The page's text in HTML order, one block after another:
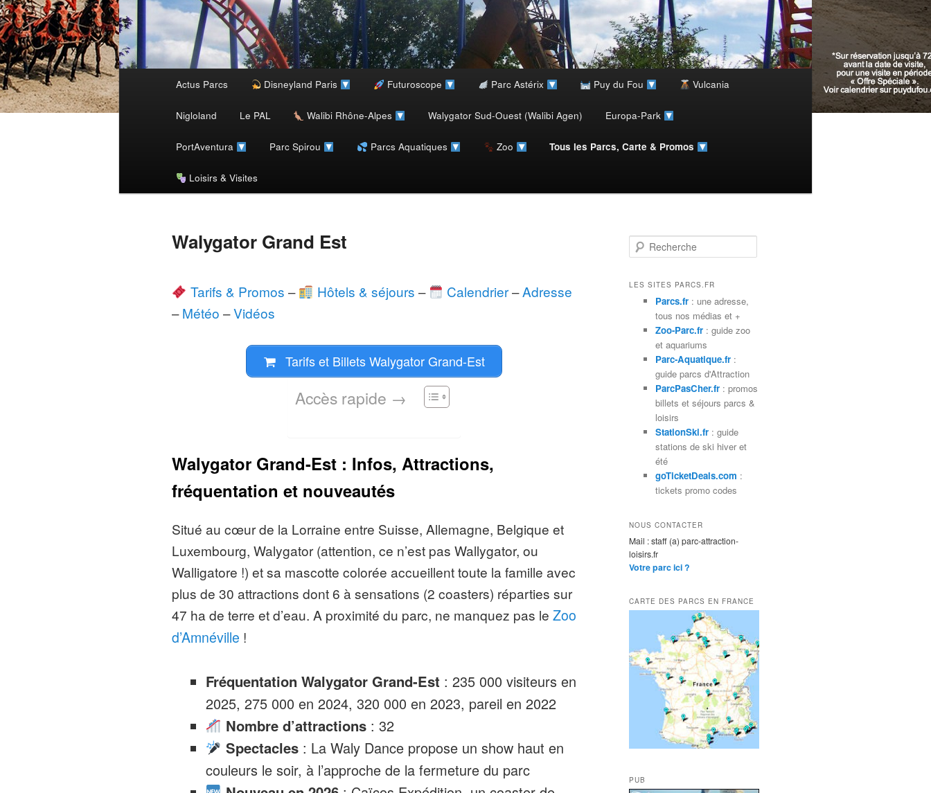
Aller
Actus Parcs Disneyland Paris Futuroscope Parc Astérix Puy du Fou Vulcania
Nigloland Le PAL Walibi Rhône-Alpes Walygator Sud-Ouest (Walibi Agen) Europa-Park
PortAventura Parc Spirou Parcs Aquatiques Zoo Tous les Parcs, Carte & Promos
Loisirs & Visites
Walygator Grand Est
Tarifs & Promos – Hôtels & séjours – Calendrier–Adresse
–Météo –Vidéos
Tarifs et Billets Walygator Grand-Est
Accès rapide →
Walygator Grand-Est : Infos, Attractions,
fréquentation et nouveautés
Situé au cœur de la Lorraine entre Suisse, Allemagne, Belgique et
Luxembourg, Walygator (attention, ce n’est pas Wallygator, ou
Walligatore !) et sa mascotte colorée accueillent toute la famille avec
plus de 30 attractions dont 6 à sensations (2 coasters) réparties sur
47 ha de terre et d’eau. A proximité du parc, ne manquez pas le Zoo
d’Amnéville !
Fréquentation Walygator Grand-Est : 235 000 visiteurs en
2025, 275 000 en 2024, 320 000 en 2023, pareil en 2022
Nombre d’attractions: 32
Spectacles: La Waly Dance propose un show haut en
couleurs le soir, à l’approche de la fermeture du parc
e
h
LES SITES PARCS.FR
Parcs.fr: une adresse,
tous nos médias et +
Zoo-Parc.fr: guide zoo
et aquariums
Parc-Aquatique.fr:
guide parcs d'Attraction
ParcPasCher.fr: promos
billets et séjours parcs &
loisirs
StationSki.fr: guide
stations de ski hiver et
été
goTicketDeals.com :
tickets promo codes
NOUS CONTACTER
Mail : staff (a) parc-attraction-
loisirs.fr
Votre parc ici ?
CARTE DES PARCS EN FRANCE
PUB